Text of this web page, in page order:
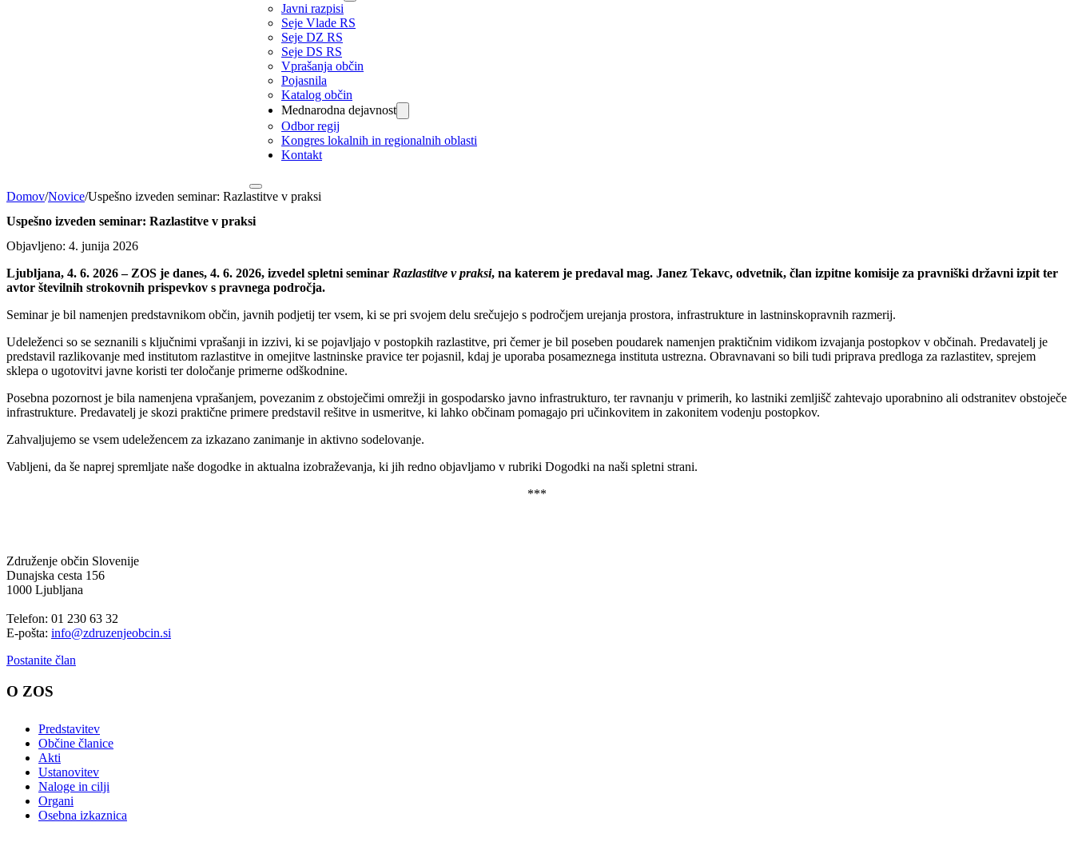
Javni razpisi
Seje Vlade RS
Seje DZ RS
Seje DS RS
Vprašanja občin
Pojasnila
Katalog občin
Mednarodna dejavnost
Odbor regij
Kongres lokalnih in regionalnih oblasti
Kontakt
Domov/Novice/Uspešno izveden seminar: Razlastitve v praksi
Uspešno izveden seminar: Razlastitve v praksi
Objavljeno: 4. junija 2026
Ljubljana, 4. 6. 2026 – ZOS je danes, 4. 6. 2026, izvedel spletni seminar Razlastitve v praksi, na katerem je predaval mag. Janez Tekavc, odvetnik, član izpitne komisije za pravniški državni izpit ter
avtor številnih strokovnih prispevkov s pravnega področja.
Seminar je bil namenjen predstavnikom občin, javnih podjetij ter vsem, ki se pri svojem delu srečujejo s področjem urejanja prostora, infrastrukture in lastninskopravnih razmerij.
Udeleženci so se seznanili s ključnimi vprašanji in izzivi, ki se pojavljajo v postopkih razlastitve, pri čemer je bil poseben poudarek namenjen praktičnim vidikom izvajanja postopkov v občinah. Predavatelj je
predstavil razlikovanje med institutom razlastitve in omejitve lastninske pravice ter pojasnil, kdaj je uporaba posameznega instituta ustrezna. Obravnavani so bili tudi priprava predloga za razlastitev, sprejem
sklepa o ugotovitvi javne koristi ter določanje primerne odškodnine.
Posebna pozornost je bila namenjena vprašanjem, povezanim z obstoječimi omrežji in gospodarsko javno infrastrukturo, ter ravnanju v primerih, ko lastniki zemljišč zahtevajo uporabnino ali odstranitev obstoječe
infrastrukture. Predavatelj je skozi praktične primere predstavil rešitve in usmeritve, ki lahko občinam pomagajo pri učinkovitem in zakonitem vodenju postopkov.
Zahvaljujemo se vsem udeležencem za izkazano zanimanje in aktivno sodelovanje.
Vabljeni, da še naprej spremljate naše dogodke in aktualna izobraževanja, ki jih redno objavljamo v rubriki Dogodki na naši spletni strani.
***
Združenje občin Slovenije
Dunajska cesta 156
1000 Ljubljana
Telefon: 01 230 63 32
E-pošta: info@zdruzenjeobcin.si
Postanite član
O ZOS
Predstavitev
Občine članice
Akti
Ustanovitev
Naloge in cilji
Organi
Osebna izkaznica